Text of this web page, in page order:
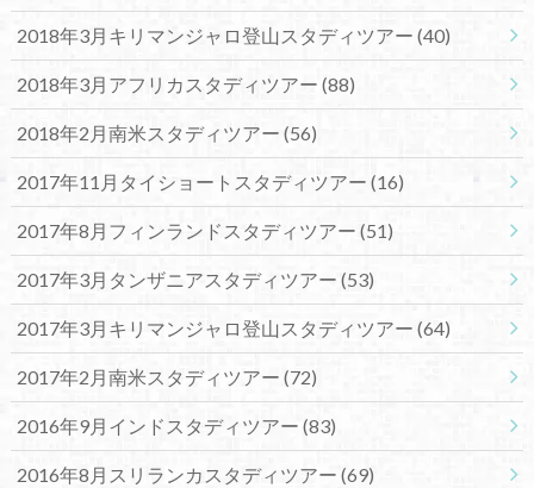
2018年3月キリマンジャロ登山スタディツアー (40)
2018年3月アフリカスタディツアー (88)
2018年2月南米スタディツアー (56)
2017年11月タイショートスタディツアー (16)
2017年8月フィンランドスタディツアー (51)
2017年3月タンザニアスタディツアー (53)
2017年3月キリマンジャロ登山スタディツアー (64)
2017年2月南米スタディツアー (72)
2016年9月インドスタディツアー (83)
2016年8月スリランカスタディツアー (69)